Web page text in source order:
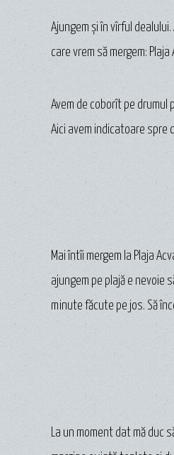
Ajungem și în vîrful
care vrem să mergem:
Avem de coborît pe drumul
Aici avem indicatoare spre
Mai întîi mergem la Plaja
ajungem pe plajă e nevoie
minute făcute pe jos. Să
La un moment dat mă duc